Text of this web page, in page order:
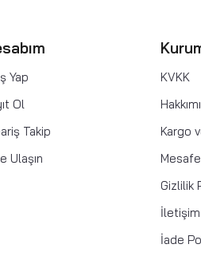
Yap
Ol
Takip
Ulaşın
KVKK
Kargo
Gizlilik
İletişim
İade